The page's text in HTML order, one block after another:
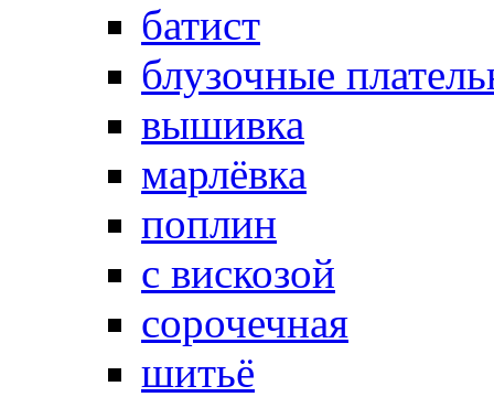
батист
блузочные
вышивка
марлёвка
поплин
с вискозой
сорочечная
шитьё